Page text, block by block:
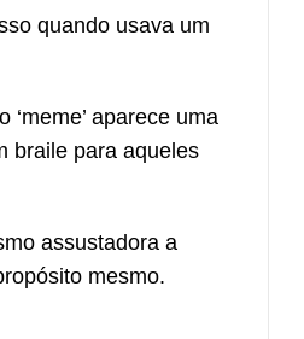
quando usava um
aparece uma
braile para aqueles
assustadora a
mesmo.